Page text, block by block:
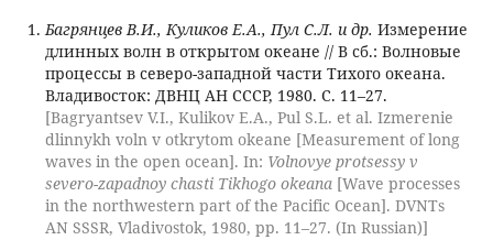
Багрянцев В.И., Куликов Е.А., Пул С.Л. и др. Измерение
длинных волн в открытом океане // В сб.: Волновые
процессы в северо-западной части Тихого океана.
Владивосток: ДВНЦ АН СССР, 1980. С. 11–27.
[Bagryantsev V.I., Kulikov E.A., Pul S.L. et al. Izmerenie
dlinnykh voln v otkrytom okeane [Measurement of long
waves in the open ocean]. In: Volnovye protsessy v
severo-zapadnoy chasti Tikhogo okeana[Wave processes
in the northwestern part of the Pacific Ocean]. DVNTs
AN SSSR, Vladivostok, 1980, pp. 11–27. (In Russian)]